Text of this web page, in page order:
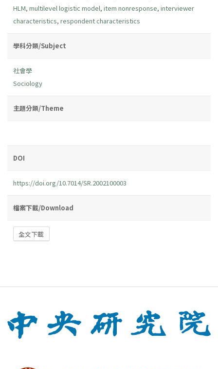
HLM, multilevel logistic model, item nonresponse, interviewer
characteristics, respondent characteristics
學科分類/Subject
社會學
Sociology
主題分類/Theme
DOI
https://doi.org/10.7014/SR.2002100003
檔案下載/Download
全文下載